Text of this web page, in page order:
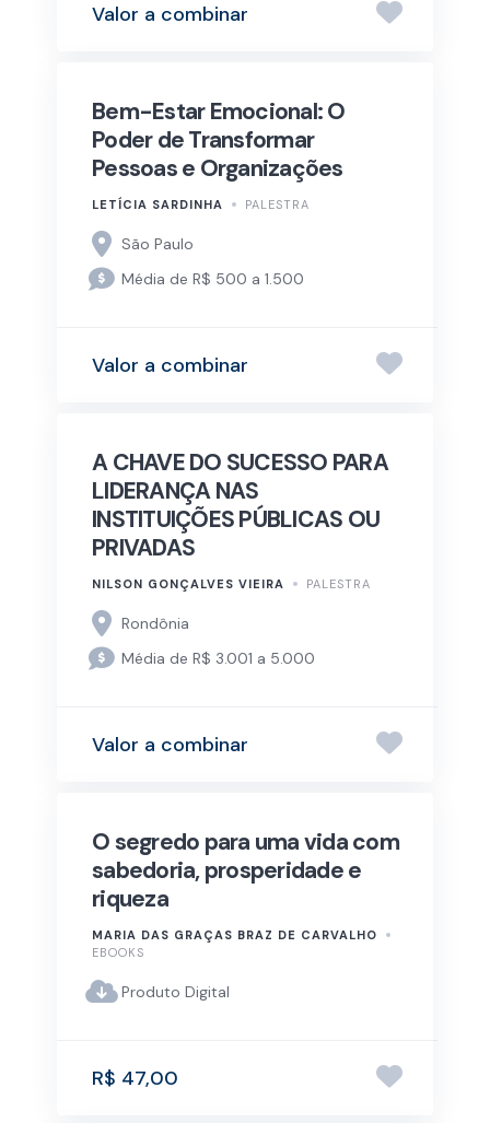
Valor a combinar
Bem-Estar Emocional: O
Poder de Transformar
Pessoas e Organizações
LETÍCIA SARDINHA PALESTRA
São Paulo
Média de R$ 500 a 1.500
Valor a combinar
A CHAVE DO SUCESSO PARA
LIDERANÇA NAS
INSTITUIÇÕES PÚBLICAS OU
PRIVADAS
NILSON GONÇALVES VIEIRA PALESTRA
Rondônia
Média de R$ 3.001 a 5.000
Valor a combinar
O segredo para uma vida com
sabedoria, prosperidade e
riqueza
MARIA DAS GRAÇAS BRAZ DE CARVALHO
EBOOKS
Produto Digital
R$ 47,00